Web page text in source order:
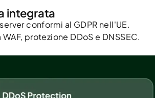
integrata
conformi al GDPR nell'UE.
protezione DDoS e DNSSEC.